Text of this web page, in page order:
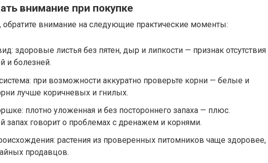
внимание при покупке
обратите внимание на следующие практические моменты:
здоровые листья без пятен, дыр и липкости — признак отсутствия
и болезней.
при возможности аккуратно проверьте корни — белые и
лучше коричневых и гнилых.
плотно уложенная и без постороннего запаха — плюс.
запах говорит о проблемах с дренажем и корнями.
растения из проверенных питомников чаще здоровее,
продавцов.